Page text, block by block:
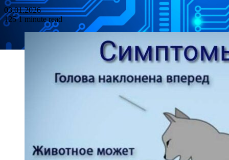
03.01.2026
1251 minute read